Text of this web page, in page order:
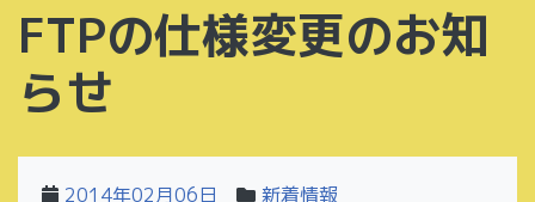
FTPの仕様変更のお知
らせ
2014年02月06日 新着情報